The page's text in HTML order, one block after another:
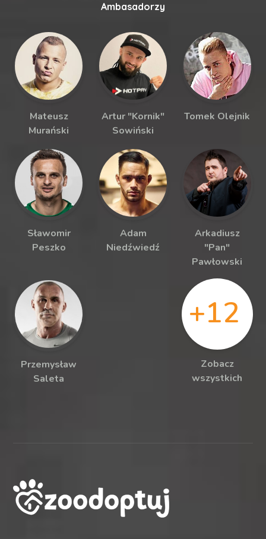
Ambasadorzy
Mateusz
Murański
Artur "Kornik"
Sowiński
Tomek Olejnik
Sławomir
Peszko
Adam
Niedźwiedź
Arkadiusz
"Pan"
Pawłowski
Przemysław
Saleta
+12
Zobacz
wszystkich